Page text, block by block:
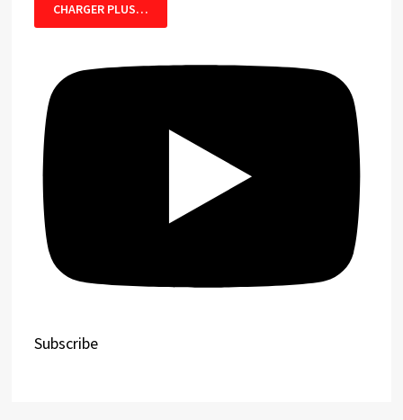
CHARGER PLUS…
Subscribe